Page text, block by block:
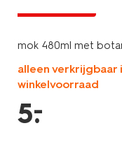
mok 480ml met
alleen verkrijgbaar
winkelvoorraad
5.
–